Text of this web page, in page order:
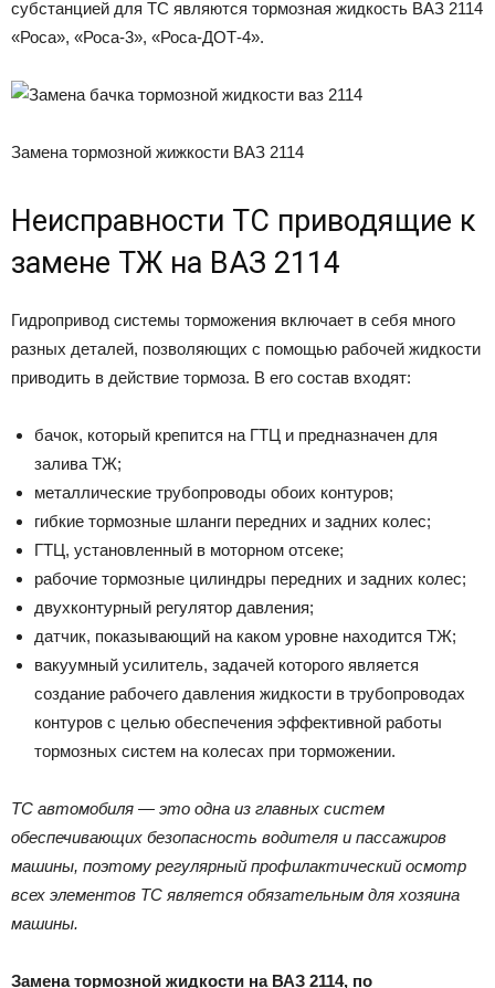
субстанцией для ТС являются тормозная жидкость ВАЗ 2114
«Роса», «Роса-3», «Роса-ДОТ-4».
Замена тормозной жижкости ВАЗ 2114
Неисправности ТС приводящие к
замене ТЖ на ВАЗ 2114
Гидропривод системы торможения включает в себя много
разных деталей, позволяющих с помощью рабочей жидкости
приводить в действие тормоза. В его состав входят:
бачок, который крепится на ГТЦ и предназначен для
залива ТЖ;
металлические трубопроводы обоих контуров;
гибкие тормозные шланги передних и задних колес;
ГТЦ, установленный в моторном отсеке;
рабочие тормозные цилиндры передних и задних колес;
двухконтурный регулятор давления;
датчик, показывающий на каком уровне находится ТЖ;
вакуумный усилитель, задачей которого является
создание рабочего давления жидкости в трубопроводах
контуров с целью обеспечения эффективной работы
тормозных систем на колесах при торможении.
ТС автомобиля — это одна из главных систем
обеспечивающих безопасность водителя и пассажиров
машины, поэтому регулярный профилактический осмотр
всех элементов ТС является обязательным для хозяина
машины.
Замена тормозной жидкости на ВАЗ 2114, по